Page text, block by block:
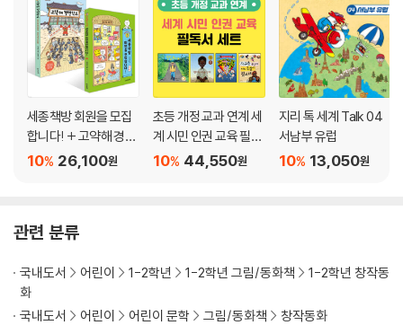
세종책방 회원을 모집
합니다! + 고약해 경연
학교 세트26,100원
10%
초등 개정 교과 연계 세
계 시민 인권 교육 필독
서 세트44,550원
10%
지리 톡 세계 Talk 04
서남부 유럽
13,050원
10%
관련 분류
국내도서 어린이 1-2학년 1-2학년 그림/동화책
1-2학년 창작동
화
국내도서
어린이 어린이 문학 그림/동화책 창작동화